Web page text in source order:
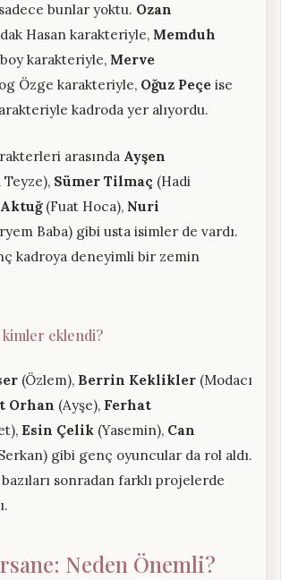
bunlar yoktu. Ozan
Hasan karakteriyle, Memduh
karakteriyle, Merve
Özge karakteriyle, Oğuz Peçe ise
kadroda yer alıyordu.
arasında Ayşen
Sümer Tilmaç (Hadi
(Fuat Hoca), Nuri
Baba) gibi usta isimler de vardı.
kadroya deneyimli bir zemin
eklendi?
(Özlem), Berrin Keklikler (Modacı
Orhan (Ayşe), Ferhat
Esin Çelik (Yasemin), Can
gibi genç oyuncular da rol aldı.
sonradan farklı projelerde
Neden Önemli?